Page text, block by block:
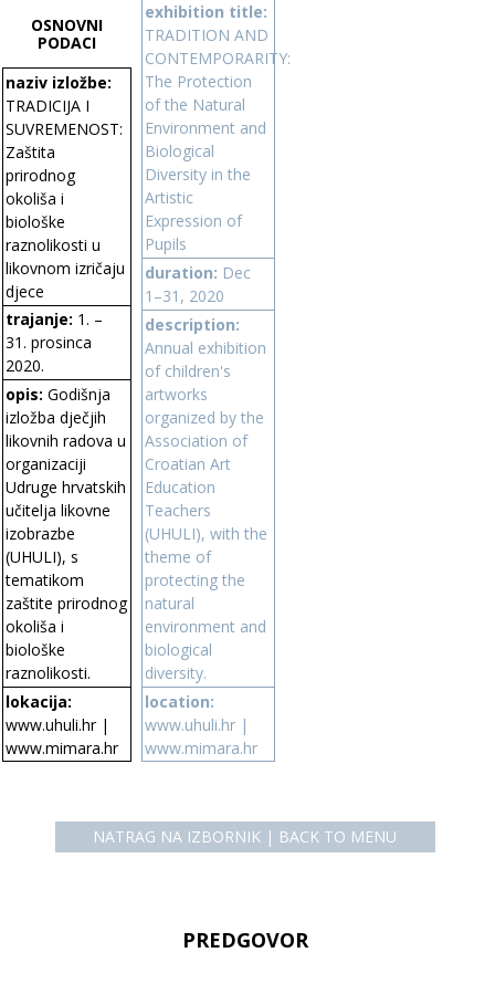
OSNOVNI
PODACI
naziv izložbe:
TRADICIJA I
SUVREMENOST:
Zaštita
prirodnog
okoliša i
biološke
raznolikosti u
likovnom izričaju
djece
trajanje: 1. –
31. prosinca
2020.
opis: Godišnja
izložba dječjih
likovnih radova u
organizaciji
Udruge hrvatskih
učitelja likovne
izobrazbe
(UHULI), s
tematikom
zaštite prirodnog
okoliša i
biološke
raznolikosti.
lokacija:
www.uhuli.hr|
www.mimara.hr
exhibition title:
TRADITION AND
CONTEMPORARITY:
The Protection
of the Natural
Environment and
Biological
Diversity in the
Artistic
Expression of
Pupils
duration: Dec
1–31, 2020
description:
Annual exhibition
of children's
artworks
organized by the
Association of
Croatian Art
Education
Teachers
(UHULI), with the
theme of
protecting the
natural
environment and
biological
diversity.
location:
www.uhuli.hr |
www.mimara.hr
NATRAG NA IZBORNIK | BACK TO MENU
PREDGOVOR